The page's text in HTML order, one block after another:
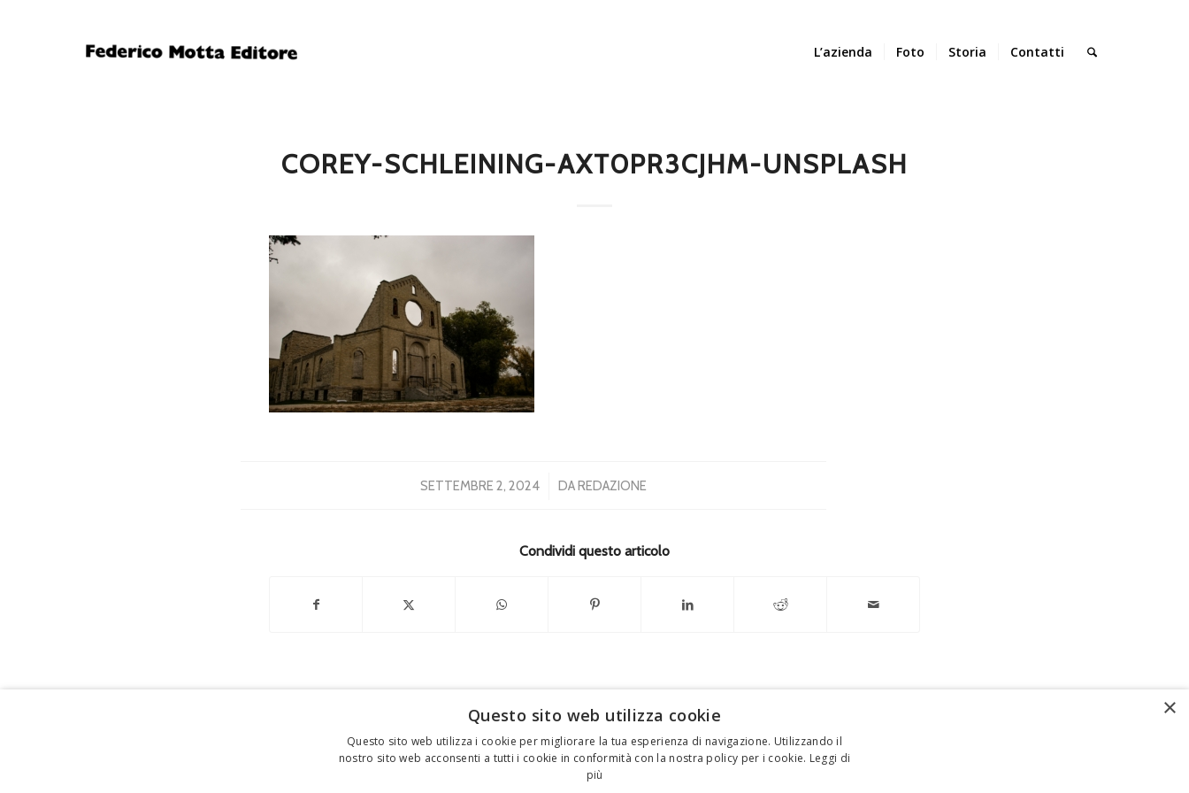
L’azienda Foto Storia Contatti
COREY-SCHLEINING-AXT0PR3CJHM-UNSPLASH
SETTEMBRE 2, 2024
/ DAREDAZIONE
Condividi questo articolo
FEDERICO MOTTA EDITORE
×
Questo sito web utilizza cookie
Questo sito web utilizza i cookie per migliorare la tua esperienza di navigazione. Utilizzando il
nostro sito web acconsenti a tutti i cookie in conformità con la nostra policy per i cookie. Leggi di
più